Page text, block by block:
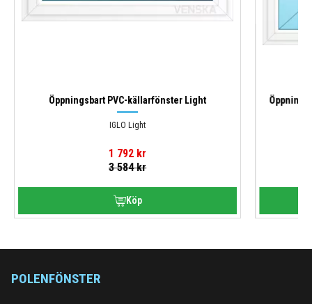
Öppningsbart PVC-källarfönster Light
IGLO Light
1 792 kr
3 584kr
POLENFÖNSTER